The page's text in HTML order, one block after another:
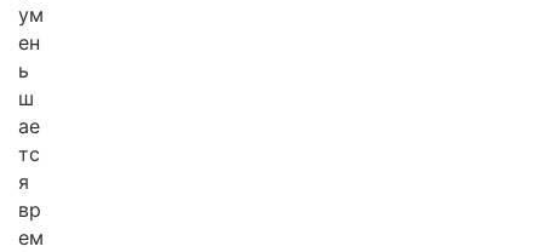
ум
ен
ь
ш
ае
тс
я
вр
ем